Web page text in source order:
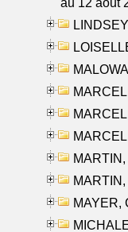
MAYER,